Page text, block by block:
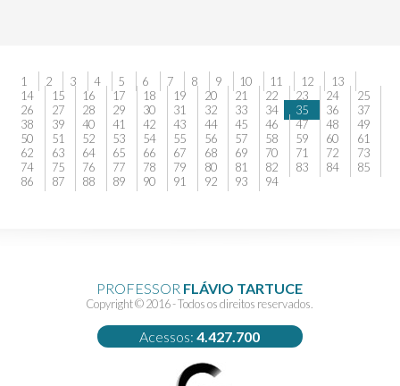
1 2 3 4 5 6 7 8 9 10 11 12
13
14
15 16 17 18 19 20 21 22 23 24
25
26
27 28 29 30 31 32 33 34 35 36
37
38
39 40 41 42 43 44 45 46 47 48
49
50
51 52 53 54 55 56 57 58 59 60
61
62
63 64 65 66 67 68 69 70 71 72
73
74
75 76 77 78 79 80 81 82 83 84
85
86
87 88 89 90 91 92 93 94
PROFESSOR FLÁVIO TARTUCE
Copyright © 2016 - Todos os direitos reservados.
Acessos:4.427.700